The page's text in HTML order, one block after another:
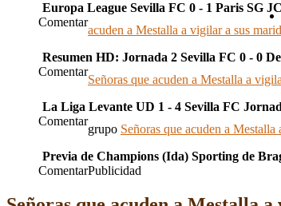
Europa League Sevilla FC 0 - 1 Paris SG JC
Comentar
acuden a Mestalla a vigilar a sus
Resumen HD: Jornada 2 Sevilla FC 0 - 0
Comentar
Señoras que acuden a Mestalla a
La Liga Levante UD 1 - 4 Sevilla FC
Comentar
grupo Señoras que acuden a
Previa de Champions (Ida) Sporting de
ComentarPublicidad